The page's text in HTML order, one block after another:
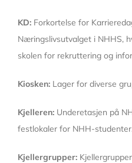
KD: Forkortelse for
Næringslivsutvalget i NHHS,
skolen for rekruttering og
Kiosken: Lager for diverse
Kjelleren: Underetasjen på
festlokaler for NHH-
Kjellergrupper: